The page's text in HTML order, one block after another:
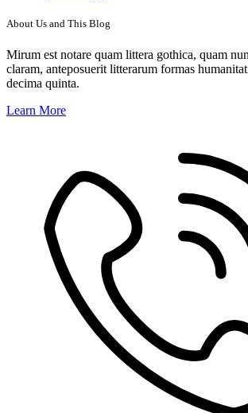
About Us and This Blog
Mirum est notare quam littera gothica, quam
claram, anteposuerit litterarum formas
decima quinta.
Learn More